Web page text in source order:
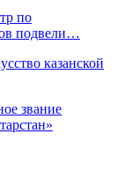
по
подвели…
казанской
звание